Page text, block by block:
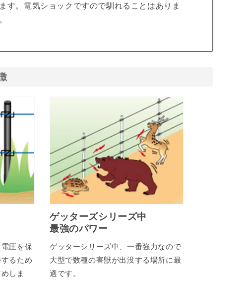
す。電気ショックですので馴れることはありま
圧を保
るため
しま
ゲッターズシリーズ中
最強のパワー
ゲッターシリーズ中、一番強力なので
大型で数種の害獣が出没する場所に最
適です。